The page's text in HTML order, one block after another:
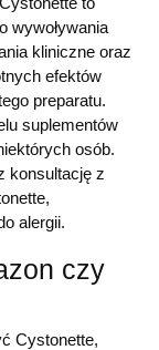
wywoływania
kliniczne oraz
efektów
preparatu.
suplementów
osób.
konsultację z
alergii.
czy
Cystonette,